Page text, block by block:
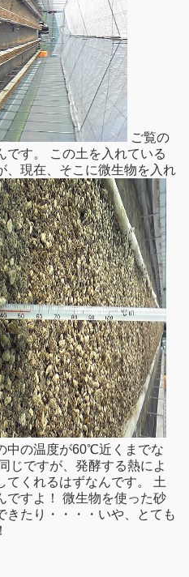
ご覧の
です。 この土を入れている
、現在、そこに微生物を入れ
中の温度が60℃近くまでな
じですが、発酵する熱によ
てくれるはずなんです。 土
ですよ！ 微生物を使った砂
きたり・・・・いや、とても